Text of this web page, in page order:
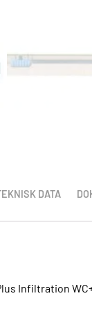
DATA
Infiltration